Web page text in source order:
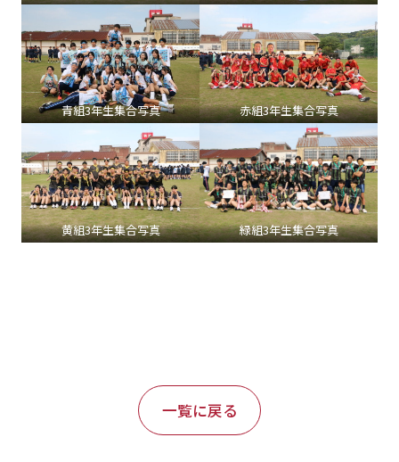
青組3年生集合写真 赤組3年生集合写真
黄組3年生集合写真 緑組3年生集合写真
一覧に戻る